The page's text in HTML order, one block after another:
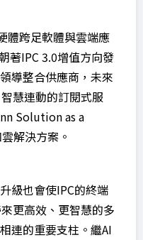
體跨足軟體與雲端應
著IPC 3.0增值方向發
導整合供應商，未來
慧連動的訂閱式服
Solution as a
解決方案。
級也會使IPC的終端
更高效、更智慧的多
連的重要支柱。繼AI